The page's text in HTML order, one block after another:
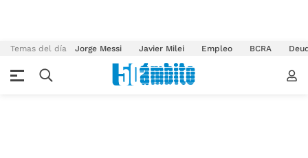
Temas del día Jorge Messi Javier Milei Empleo BCRA